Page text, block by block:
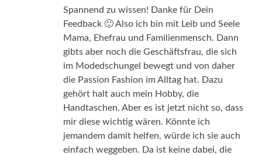
Spannend zu wissen! Danke für Dein
Feedback 🙂 Also ich bin mit Leib und Seele
Mama, Ehefrau und Familienmensch. Dann
gibts aber noch die Geschäftsfrau, die sich
im Modedschungel bewegt und von daher
die Passion Fashion im Alltag hat. Dazu
gehört halt auch mein Hobby, die
Handtaschen. Aber es ist jetzt nicht so, dass
mir diese wichtig wären. Könnte ich
jemandem damit helfen, würde ich sie auch
einfach weggeben. Da ist keine dabei, die